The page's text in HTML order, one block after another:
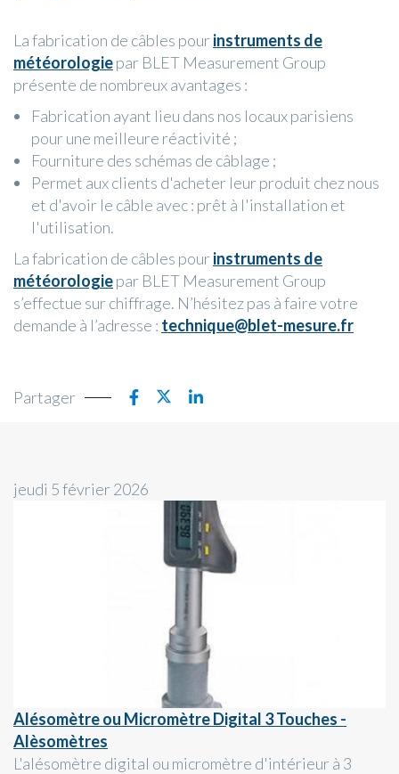
La fabrication de câbles pourinstruments de
météorologiepar BLET Measurement Group
présente de nombreux avantages :
Fabrication ayant lieu dans nos locaux parisiens
pour une meilleure réactivité ;
Fourniture des schémas de câblage ;
Permet aux clients d'acheter leur produit chez nous
et d'avoir le câble avec : prêt à l'installation et
l'utilisation.
La fabrication de câbles pourinstruments de
météorologiepar BLET Measurement Group
s’effectue sur chiffrage. N’hésitez pas à faire votre
demande à l’adresse : technique@blet-mesure.fr
Partager
jeudi 5 février 2026
Alésomètre ou Micromètre Digital 3 Touches -
Alèsomètres
L'alésomètre digital ou micromètre d'intérieur à 3